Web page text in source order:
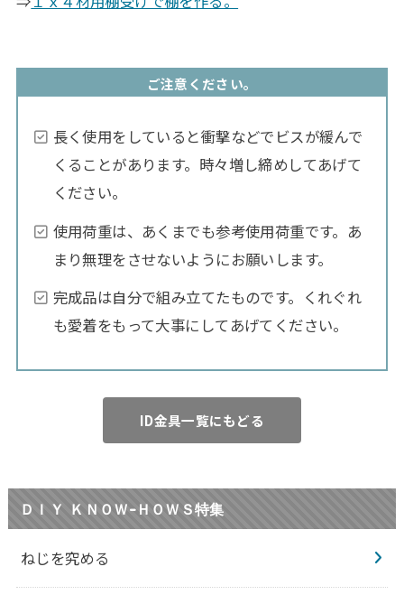
ご注意ください。
長く使用をしていると衝撃などでビスが緩んで
くることがあります。時々増し締めしてあげて
ください。
使用荷重は、あくまでも参考使用荷重です。あ
まり無理をさせないようにお願いします。
完成品は自分で組み立てたものです。くれぐれ
も愛着をもって大事にしてあげてください。
ID金具一覧にもどる
ＤＩＹ ＫＮＯＷ-ＨＯＷＳ特集
ねじを究める